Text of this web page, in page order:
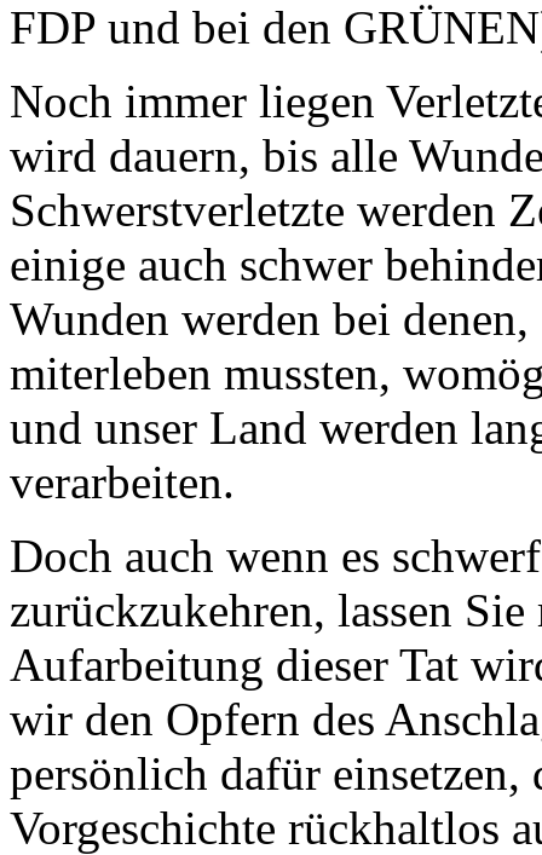
FDP und bei den
Noch immer liegen
wird dauern, bis alle
Schwerstverletzte werden
einige auch schwer
Wunden werden bei
miterleben mussten,
und unser Land werden
verarbeiten.
Doch auch wenn es
zurückzukehren, lassen
Aufarbeitung dieser Tat
wir den Opfern des
persönlich dafür einsetzen,
Vorgeschichte rückhaltlos